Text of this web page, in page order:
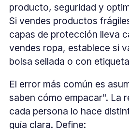
producto, seguridad y
Si vendes productos
capas de protección lleva
vendes ropa, establece si
bolsa sellada o con
El error más común es
saben cómo empacar". La
cada persona lo hace
guía clara. Define: